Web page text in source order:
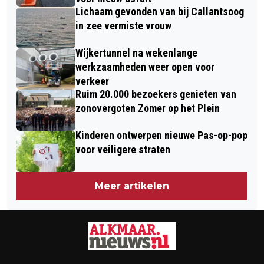
Lichaam gevonden van bij Callantsoog
in zee vermiste vrouw
Wijkertunnel na wekenlange
werkzaamheden weer open voor
verkeer
Ruim 20.000 bezoekers genieten van
zonovergoten Zomer op het Plein
Kinderen ontwerpen nieuwe Pas-op-pop
voor veiligere straten
Meer artikelen